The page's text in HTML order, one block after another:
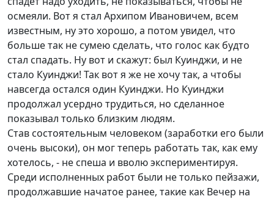
осмеяли. Вот я стал Архипом Ивановичем, всем
известным, ну это хорошо, а потом увидел, что
больше так не сумею сделать, что голос как будто
стал спадать. Ну вот и скажут: был Куинджи, и не
стало Куинджи! Так вот я же не хочу так, а чтобы
навсегда остался один Куинджи. Но Куинджи
продолжал усердно трудиться, но сделанное
показывал только близким людям.
Став состоятельным человеком (заработки его были
очень высоки), он мог теперь работать так, как ему
хотелось, - не спеша и вволю экспериментируя.
Среди исполненных работ были не только пейзажи,
продолжавшие начатое ранее, такие как Вечер на